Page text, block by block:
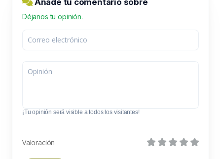
Déjanos tu opinión.
¡Tu opinión será visible a todos los visitantes!
Valoración